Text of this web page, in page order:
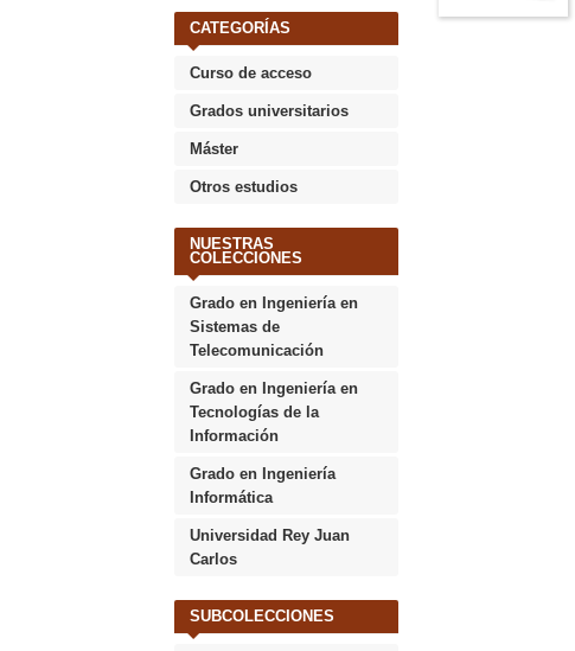
CATEGORÍAS
Curso de acceso
Grados universitarios
Máster
Otros estudios
NUESTRAS
COLECCIONES
Grado en Ingeniería en
Sistemas de
Telecomunicación
Grado en Ingeniería en
Tecnologías de la
Información
Grado en Ingeniería
Informática
Universidad Rey Juan
Carlos
SUBCOLECCIONES